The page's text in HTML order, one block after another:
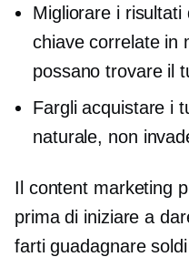
Migliorare i
chiave correlate in
possano trovare il
Fargli acquistare i
naturale, non
Il content marketing
prima di iniziare a
farti guadagnare